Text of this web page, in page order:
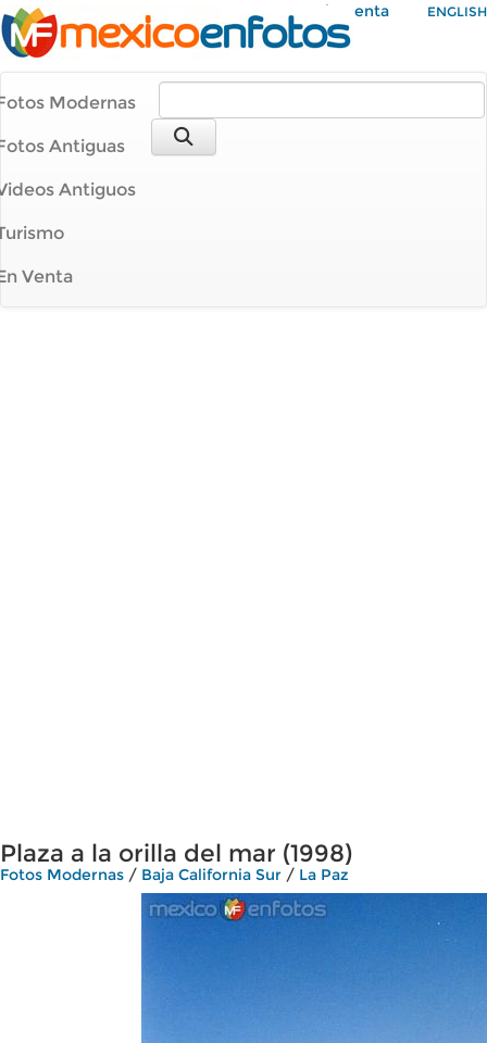
Mi Cuenta ENGLISH
Modernas
Antiguas
Antiguos
Venta
Plaza a la orilla del mar (1998)
Fotos Modernas / Baja California Sur / La Paz